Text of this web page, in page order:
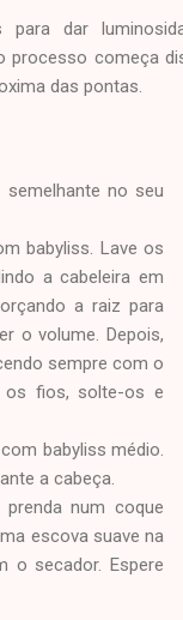
para dar
processo começa
das pontas.
no seu
babyliss. Lave os
a cabeleira em
a raiz para
o volume. Depois,
sempre com o
os fios, solte-os e
babyliss médio.
a cabeça.
num coque
escova suave na
o secador. Espere